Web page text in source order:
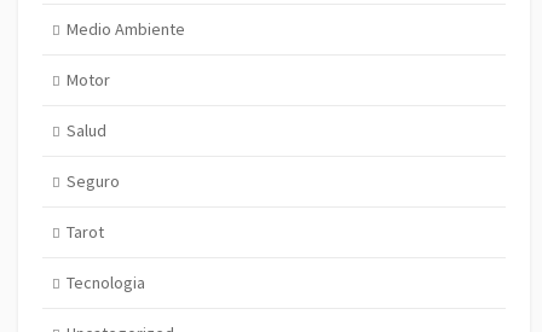
Medio Ambiente
Motor
Salud
Seguro
Tarot
Tecnologia